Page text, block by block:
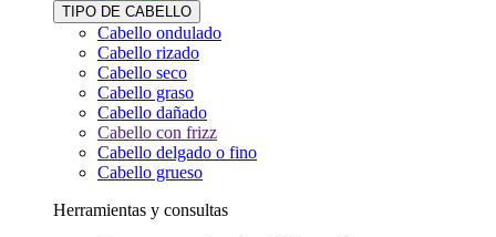
TIPO DE CABELLO
Cabello ondulado
Cabello rizado
Cabello seco
Cabello graso
Cabello dañado
Cabello con frizz
Cabello delgado o fino
Cabello grueso
Herramientas y consultas